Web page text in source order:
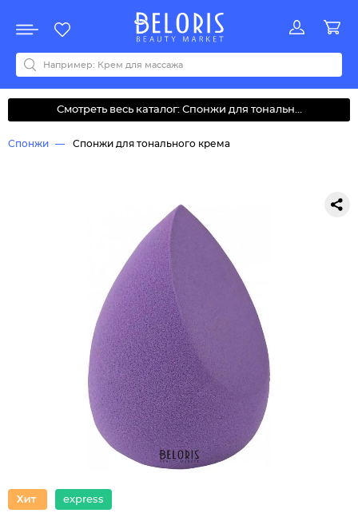
Акции
Все бренды
0-9ABCDEFGHIJKLMNOPQRSTUVWYZАБВДЗИМОКЛНПРСТУФ
Смотреть весь каталог: Спонжи для тональн...
Спонжи Спонжи для тонального крема
express